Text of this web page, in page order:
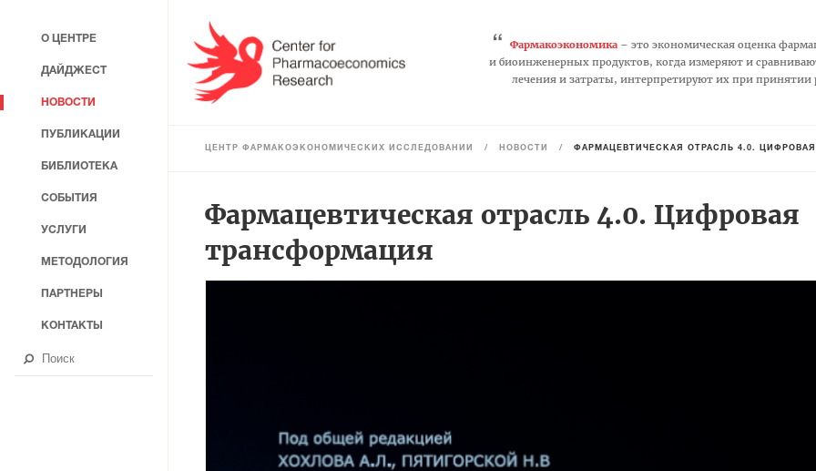
“ Фармакоэкономика– это экономическая оценка
и биоинженерных продуктов, когда измеряют и
лечения и затраты, интерпретируют их при
ЦЕНТР ФАРМАКОЭКОНОМИЧЕСКИХ ИССЛЕДОВАНИЙ / НОВОСТИ / ФАРМАЦЕВТИЧЕСКАЯ ОТРАСЛЬ 4.0.
Фармацевтическая отрасль 4.0. Цифровая
трансформация
О ЦЕНТРЕ
ДАЙДЖЕСТ
НОВОСТИ
ПУБЛИКАЦИИ
БИБЛИОТЕКА
СОБЫТИЯ
УСЛУГИ
МЕТОДОЛОГИЯ
ПАРТНЕРЫ
КОНТАКТЫ